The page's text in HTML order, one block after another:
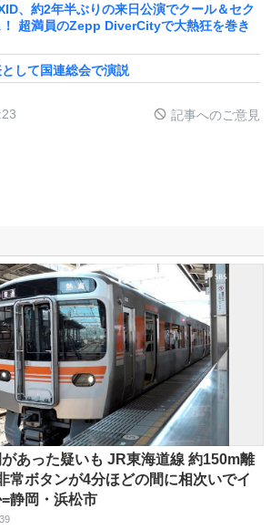
、約2年半ぶりの来日公演でクール＆セク
超満員のZepp DiverCityで大熱狂を巻き
して国連総会で演説
記事へのご意見
JR東海道線 約150m離
常ボタンが4分ほどの間に相次いでイ
静岡・浜松市